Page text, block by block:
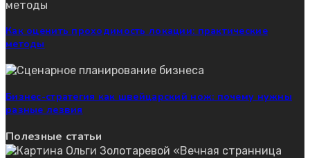
Как оценить проходимость локации: практические
методы
Бизнес-стратегия как швейцарский нож: почему нужны
разные лезвия
Полезные статьи